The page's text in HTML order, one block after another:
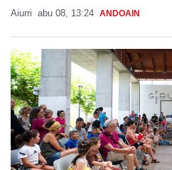
Aiurri abu 08, 13:24 ANDOAIN